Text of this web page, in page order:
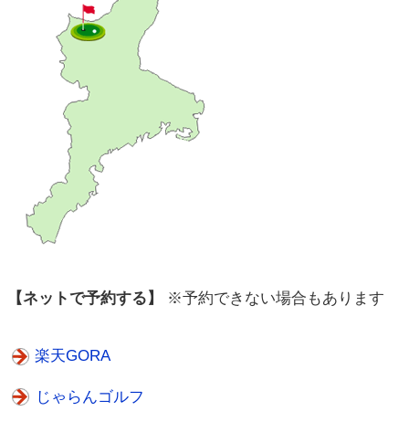
【ネットで予約する】 ※予約できない場合もあります
楽天GORA
じゃらんゴルフ